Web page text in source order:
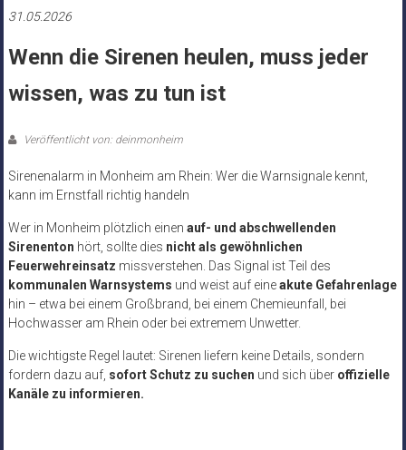
31.05.2026
Wenn die Sirenen heulen, muss jeder
wissen, was zu tun ist
Veröffentlicht von: deinmonheim
Sirenenalarm in Monheim am Rhein: Wer die Warnsignale kennt,
kann im Ernstfall richtig handeln
Wer in Monheim plötzlich einen auf- und abschwellenden
Sirenenton hört, sollte dies nicht als gewöhnlichen
Feuerwehreinsatz missverstehen. Das Signal ist Teil des
kommunalen Warnsystems und weist auf eineakute Gefahrenlage
hin – etwa bei einem Großbrand, bei einem Chemieunfall, bei
Hochwasser am Rhein oder bei extremem Unwetter.
Die wichtigste Regel lautet: Sirenen liefern keine Details, sondern
fordern dazu auf, sofort Schutz zu suchen und sich überoffizielle
Kanäle zu informieren.